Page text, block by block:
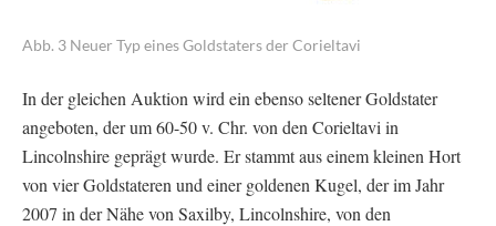
Abb. 3 Neuer Typ eines Goldstaters der Corieltavi
In der gleichen Auktion wird ein ebenso seltener Goldstater
angeboten, der um 60-50 v. Chr. von den Corieltavi in
Lincolnshire geprägt wurde. Er stammt aus einem kleinen Hort
von vier Goldstateren und einer goldenen Kugel, der im Jahr
2007 in der Nähe von Saxilby, Lincolnshire, von den